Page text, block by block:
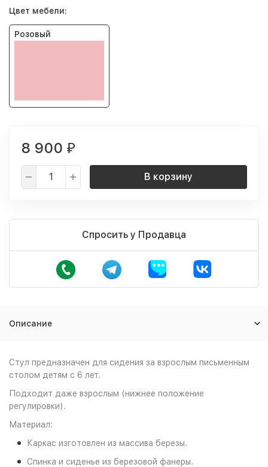
Цвет мебели:
Розовый
8 900 ₽
В корзину
Спросить у Продавца
Описание
Стул предназначен для сидения за взрослым письменным
столом детям с 6 лет.
Подходит даже взрослым (нижнее положение
регулировки).
Материал:
Каркас изготовлен из массива березы.
Спинка и сиденье из березовой фанеры.